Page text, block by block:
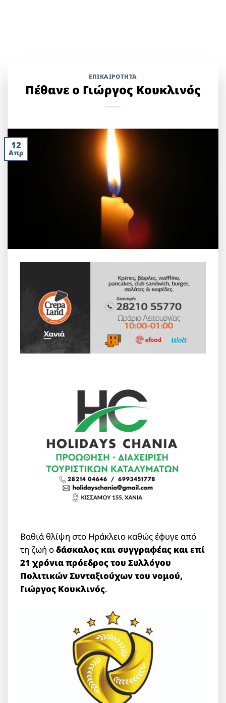
ΕΠΙΚΑΙΡΟΤΗΤΑ
Πέθανε ο Γιώργος Κουκλινός
12
Απρ
Βαθιά θλίψη στο Ηράκλειο καθώς έφυγε από
τη ζωή οδάσκαλος και συγγραφέας και επί
21 χρόνια πρόεδρος του Συλλόγου
Πολιτικών Συνταξιούχων του νομού,
Γιώργος Κουκλινός.